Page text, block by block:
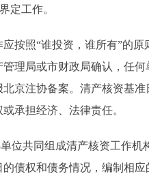
工作。
照“谁投资，谁所有”的原
理局或市财政局确认，任
京注协备案。清产核资基
承担经济、法律责任。
共同组成清产核资工作机
债权和债务情况，编制相